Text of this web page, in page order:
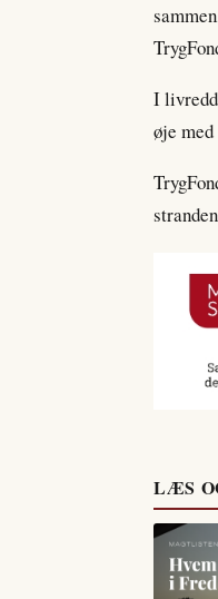
I
øje
LÆS